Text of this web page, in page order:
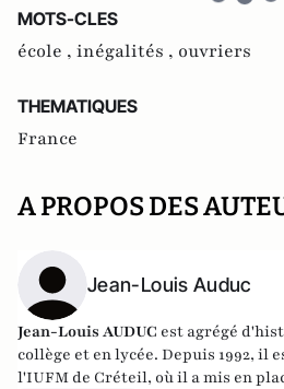
MOTS-CLES
école , inégalités , ouvriers
THEMATIQUES
France
A PROPOS DES
Jean-Louis Auduc
Jean-Louis AUDUC est agrégé
collège et en lycée. Depuis 1992,
l'IUFM de Créteil, où il a mis en